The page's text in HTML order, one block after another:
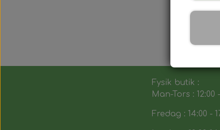
Fysik butik :
Man-Tors : 12:00
Fredag : 14:00 -